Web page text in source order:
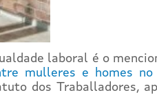
laboral é o
mulleres e homes no
dos Traballadores,